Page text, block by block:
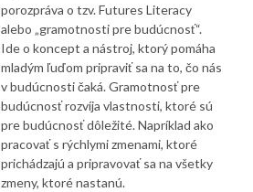
porozpráva o tzv. Futures Literacy
alebo „gramotnosti pre budúcnosť“.
Ide o koncept a nástroj, ktorý pomáha
mladým ľuďom pripraviť sa na to, čo nás
v budúcnosti čaká. Gramotnosť pre
budúcnosť rozvíja vlastnosti, ktoré sú
pre budúcnosť dôležité. Napríklad ako
pracovať s rýchlymi zmenami, ktoré
prichádzajú a pripravovať sa na všetky
zmeny, ktoré nastanú.